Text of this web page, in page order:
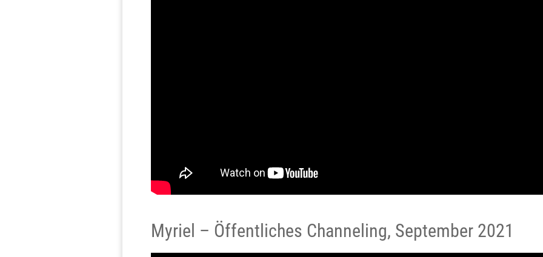
Myriel – Öffentliches Channeling, September 2021